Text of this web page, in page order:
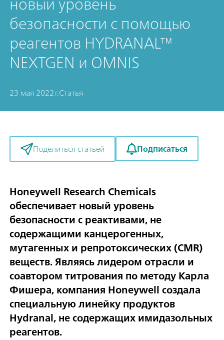
безопасности с помощью
реагентов HYDRANAL™
NEXTGEN и OMNIS
23 мая 2022 г.Статья
Поделиться статьей Подписаться
Honeywell Research Chemicals
обеспечивает новый уровень
безопасности с реактивами, не
содержащими канцерогенных,
мутагенных и репротоксических (CMR)
веществ. Являясь лидером отрасли и
соавтором титрования по методу Карла
Фишера, компания Honeywell создала
специальную линейку продуктов
Hydranal, не содержащих имидазольных
реагентов.